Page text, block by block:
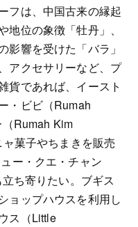
フは、中国古来の縁起
位の象徴「牡丹」、
影響を受けた「バラ」
アクセサリーなど、プ
貨であれば、イースト
・ビビ（Rumah
Rumah Kim
菓子やちまきを販売
ー・クエ・チャン
ち寄りたい。ブギス
ョップハウスを利用し
ス（Little